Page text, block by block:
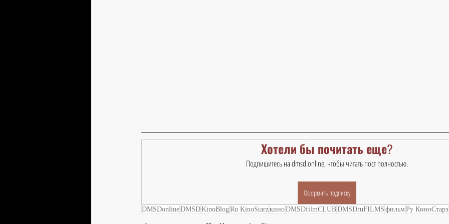
Хотели бы почитать еще?
Подпишитесь на dmsd.online, чтобы читать пост полностью.
Оформить подписку
DMSDonlineDMSDKinoBlogRu KinoStarzкиноDMSDfilmCLUBDMSDruFILMS фильмРу КиноСтарз